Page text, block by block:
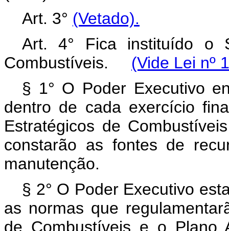
Art. 3° (Vetado).
Art. 4° Fica instituído o
Combustíveis. (Vide Lei nº
§ 1° O Poder Executivo
dentro de cada exercício
Estratégicos de
constarão as fontes de
manutenção.
§ 2° O Poder Executivo
as normas que
de Combustíveis e o Plano